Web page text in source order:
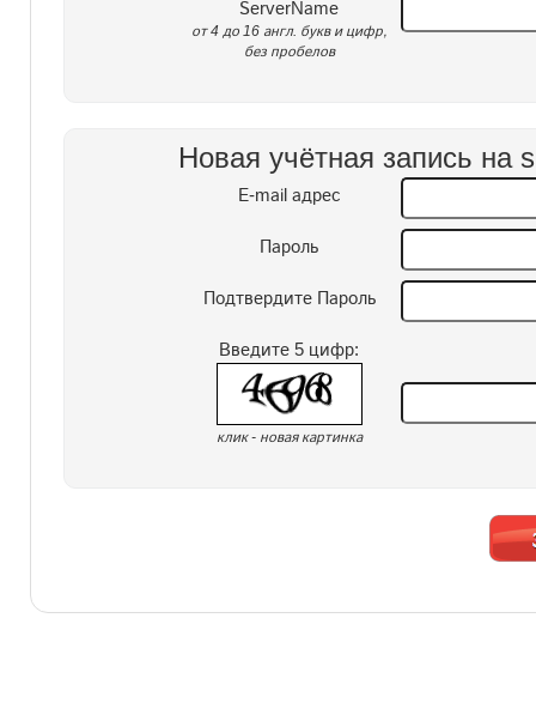
ServerName
от 4 до 16 англ. букв и цифр,
без пробелов
Новая учётная запись на
E-mail адрес
Пароль
Подтвердите Пароль
Введите 5 цифр:
клик - новая картинка